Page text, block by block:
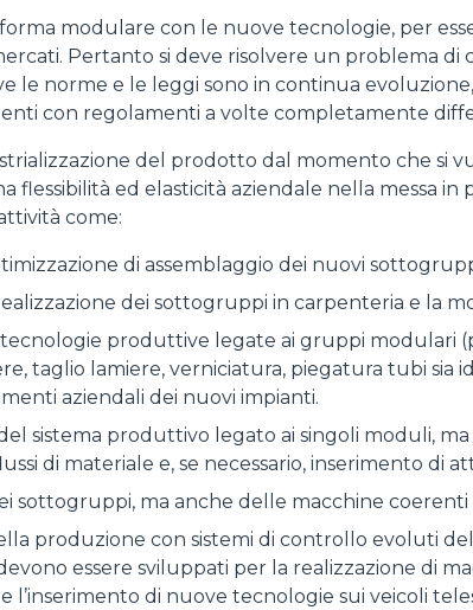
modulare con le nuove tecnologie, per
Pertanto si deve risolvere un problema
le norme e le leggi sono in continua
con regolamenti a volte completamente
del prodotto dal momento che si
flessibilità ed elasticità aziendale nella messa in
come:
di assemblaggio dei nuovi
dei sottogruppi in carpenteria e la
produttive legate ai gruppi modulari
taglio lamiere, verniciatura, piegatura tubi sia
aziendali dei nuovi impianti.
sistema produttivo legato ai singoli moduli,
di materiale e, se necessario, inserimento di
sottogruppi, ma anche delle macchine
produzione con sistemi di controllo evoluti
essere sviluppati per la realizzazione di
l’inserimento di nuove tecnologie sui veicoli